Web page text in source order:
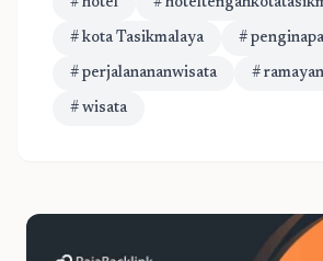
# hotel #
# kota Tasikmalaya #
# perjalanananwisata #
# wisata